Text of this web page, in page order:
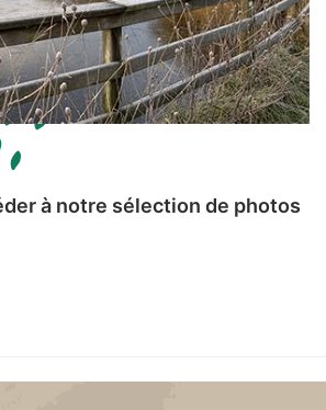
à notre sélection de photos